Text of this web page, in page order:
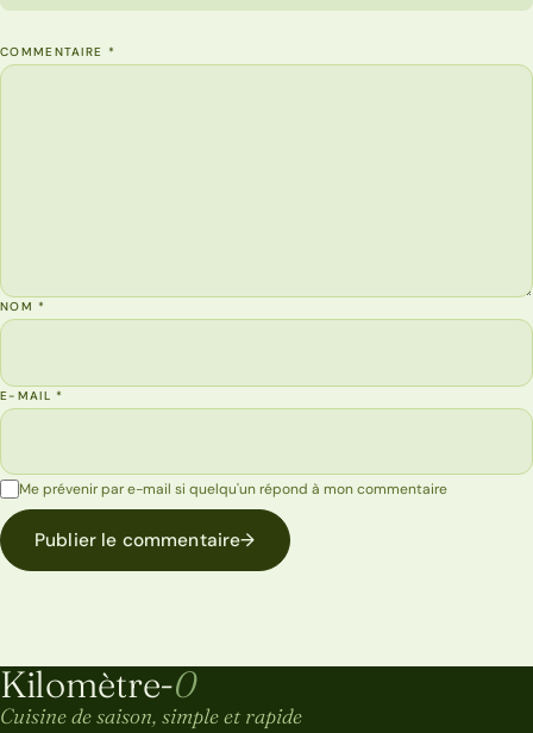
COMMENTAIRE *
NOM*
E-MAIL*
Me prévenir par e-mail si quelqu'un répond à mon commentaire
Publier le commentaire→
Kilomètre-0
Kilomètre-0
Cuisine de saison, simple et rapide